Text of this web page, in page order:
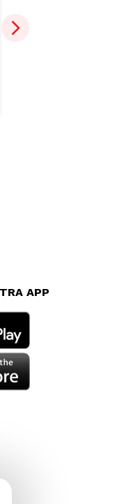
APP